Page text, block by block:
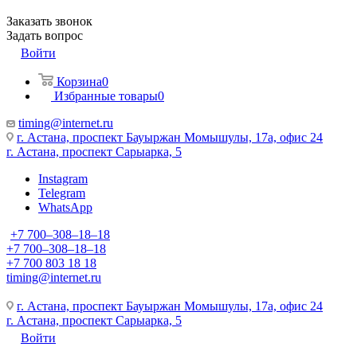
Заказать звонок
Задать вопрос
Войти
Корзина0
Избранные товары0
timing@internet.ru
г. Астана, проспект Бауыржан Момышулы, 17а, офис 24
г. Астана, проспект Сарыарка, 5
Instagram
Telegram
WhatsApp
+7 700‒308‒18‒18
+7 700‒308‒18‒18
+7 700 803 18 18
timing@internet.ru
г. Астана, проспект Бауыржан Момышулы, 17а, офис 24
г. Астана, проспект Сарыарка, 5
Войти